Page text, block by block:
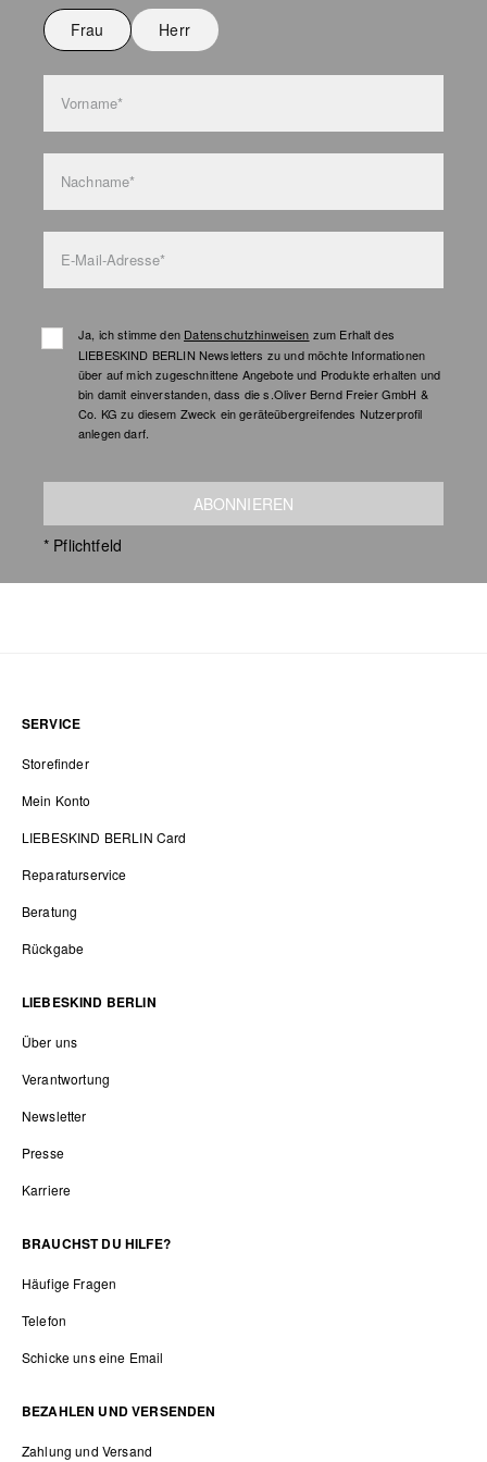
Nicht waschen
Frau Herr
Vorname*
Nachname*
E-Mail-Adresse*
Ja, ich stimme den Datenschutzhinweisen zum Erhalt des
LIEBESKIND BERLIN Newsletters zu und möchte Informationen
über auf mich zugeschnittene Angebote und Produkte erhalten und
bin damit einverstanden, dass die s.Oliver Bernd Freier GmbH &
Co. KG zu diesem Zweck ein geräteübergreifendes Nutzerprofil
anlegen darf.
ABONNIEREN
* Pflichtfeld
SERVICE
Storefinder
Mein Konto
LIEBESKIND BERLIN Card
Reparaturservice
Beratung
Rückgabe
LIEBESKIND BERLIN
Über uns
Verantwortung
Newsletter
Presse
Karriere
BRAUCHST DU HILFE?
Häufige Fragen
Telefon
Schicke uns eine Email
BEZAHLEN UND VERSENDEN
Zahlung und Versand